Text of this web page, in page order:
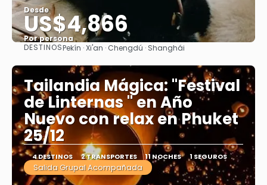
Desde
US$4,866
Por persona
Ver
DESTINOSPekín · Xi'an · Chengdú · Shanghái
Tailandia Mágica: "Festival
de Linternas " en Año
Nuevo con relax en Phuket
25/12
4 DESTINOS 2 TRANSPORTES 11 NOCHES 1 SEGUROS
Salida Grupal Acompañada